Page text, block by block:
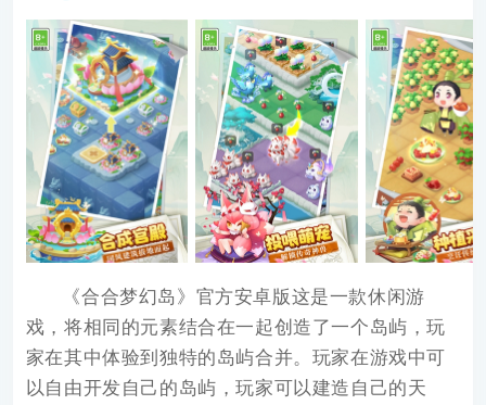
《合合梦幻岛 》 官方安卓版这是一款休闲游
戏，将相同的元素结合在一起创造了一个岛屿，玩
家在其中体验到独特的岛屿合并。玩家在游戏中可
以自由开发自己的岛屿，玩家可以建造自己的天